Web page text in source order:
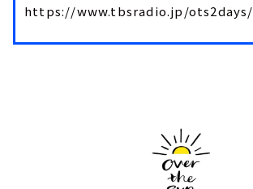
https://www.tbsradio.jp/ots2days/